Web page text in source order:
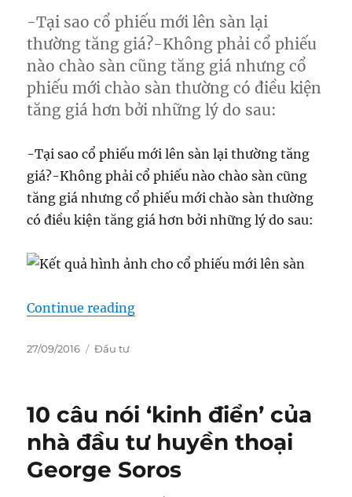
-Tại sao cổ phiếu mới lên sàn lại
thường tăng giá?-Không phải cổ phiếu
nào chào sàn cũng tăng giá nhưng cổ
phiếu mới chào sàn thường có điều kiện
tăng giá hơn bởi những lý do sau:
-Tại sao cổ phiếu mới lên sàn lại thường tăng
giá?-Không phải cổ phiếu nào chào sàn cũng
tăng giá nhưng cổ phiếu mới chào sàn thường
có điều kiện tăng giá hơn bởi những lý do sau:
Continue reading“Những câu hỏi thường gặp
Posted
27/09/2016 Categories
Đầu tư
10 câu nói ‘kinh điển’ của
nhà đầu tư huyền thoại
George Soros